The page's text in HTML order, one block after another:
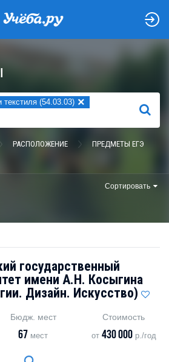
текстиля (54.03.03) ×
НАЙТИ
РАСПОЛОЖЕНИЕ ПРЕДМЕТЫ ЕГЭ
Сортировать
государственный
имени А.Н. Косыгина
Дизайн. Искусство)
Бюдж. мест
67 мест
Стоимость
от 430 000р./год